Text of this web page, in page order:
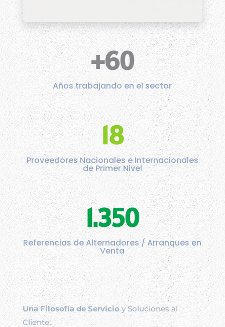
+60
Años trabajando en el sector
18
Proveedores Nacionales e Internacionales
de Primer Nivel
1.350
Referencias de Alternadores / Arranques en
Venta
Una Filosofía de Servicioy Soluciones al
Cliente;